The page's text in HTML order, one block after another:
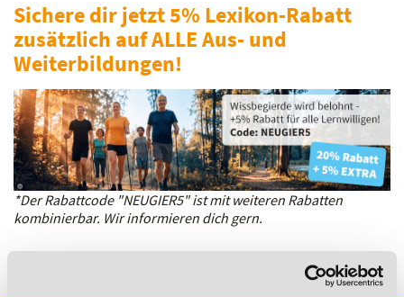
Sichere dir jetzt 5% Lexikon-Rabatt
zusätzlich auf ALLE Aus- und
Weiterbildungen!
*Der Rabattcode "NEUGIER5" ist mit weiteren Rabatten
kombinierbar. Wir informieren dich gern.
Es gibt keine Einträge mit diesem Anfangsbuchstaben.